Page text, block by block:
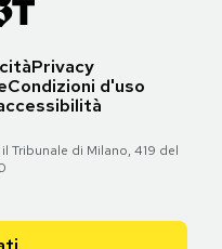
Privacy
Condizioni d'uso
Tribunale di Milano, 419 del